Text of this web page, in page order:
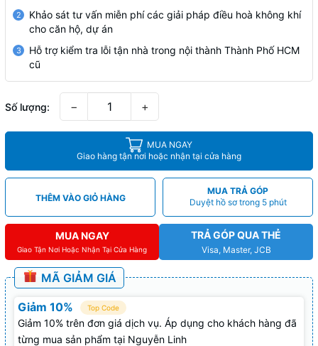
2
Khảo sát tư vấn miễn phí các giải pháp điều hoà không khí
cho căn hộ, dự án
3
Hỗ trợ kiểm tra lỗi tận nhà trong nội thành Thành Phố HCM
cũ
Số lượng: − +
MUA NGAY
Giao hàng tận nơi hoặc nhận tại cửa hàng
THÊM VÀO GIỎ HÀNG
MUA TRẢ GÓP
Duyệt hồ sơ trong 5 phút
MUA NGAY
Giao Tận Nơi Hoặc Nhận Tại Cửa Hàng
TRẢ GÓP QUA THẺ
Visa, Master, JCB
MÃ GIẢM GIÁ
Giảm 10% Top Code
Giảm 10% trên đơn giá dịch vụ. Áp dụng cho khách hàng đã
từng mua sản phẩm tại Nguyễn Linh